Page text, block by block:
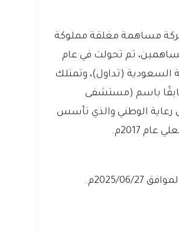
الوطنية للرعاية الطبية عام 2003م كشركة مساهمة مغلقة مملوكة
ثم تحولت في عام
السعودية (تداول)، وتمتلك
باسم (مستشفى
تأسس عام 1990م ومستشفى رعاية الوطني والذي تأسس